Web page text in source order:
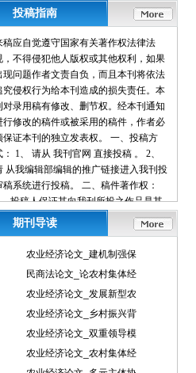
投稿指南
稿应自觉遵守国家有关著作权法律法
，不得侵犯他人版权或其他权利，如果
现问题作者文责自负，而且本刊将依法
究侵权行为给本刊造成的损失责任。本
对录用稿有修改、删节权。经本刊通知
行修改的稿件或被采用的稿件，作者必
保证本刊的独立发表权。 一、投稿方
： 1、 请从 我刊官网 直接投稿 。 2、
从我编辑部编辑的推广链接进入我刊投
稿系统进行投稿。 二、稿件著作权：
投稿人保证其向我刊所投之作品是其
本人或与他人合作创作之成果，或对所投
作品拥有合法的著作权，无第三人对其作
品提出可成立之权利主张。 2、 投稿人保
发表。 3、 投稿人保证其作品不含有违反
宪法、法律及损害社会公共利益之内容。
4、 投稿人向我刊所投之作品不得同时向
第三方投送，即不允许一稿多投。 5、 投
包括但不限于：通过网络向公众传播、复
期刊导读
农业经济论文_建机制强保
民商法论文_论农村集体经
农业经济论文_发展新型农
农业经济论文_乡村振兴背
农业经济论文_双重领导模
农业经济论文_农村集体经